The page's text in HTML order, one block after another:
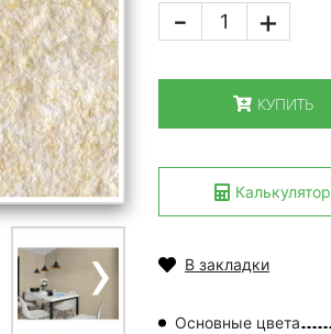
›
- +
КУПИТЬ
Калькулятор
В закладки
Основные цвета